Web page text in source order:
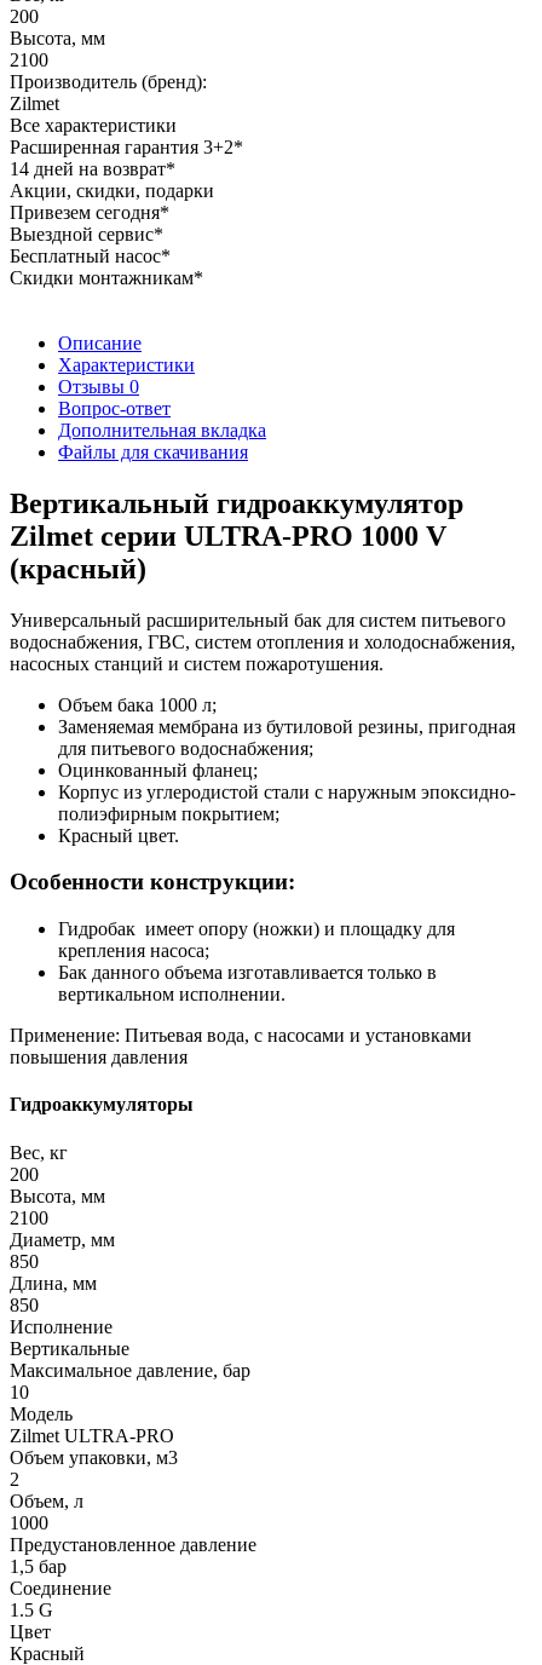
200
Высота, мм
2100
Производитель (бренд):
Zilmet
Все характеристики
Расширенная гарантия 3+2*
14 дней на возврат*
Акции, скидки, подарки
Привезем сегодня*
Выездной сервис*
Бесплатный насос*
Скидки монтажникам*
Описание
Характеристики
Отзывы 0
Вопрос-ответ
Дополнительная вкладка
Файлы для скачивания
Вертикальный гидроаккумулятор
Zilmet серии ULTRA-PRO 1000 V
(красный)
Универсальный расширительный бак для систем питьевого
водоснабжения, ГВС, систем отопления и холодоснабжения,
насосных станций и систем пожаротушения.
Объем бака 1000 л;
Заменяемая мембрана из бутиловой резины, пригодная
для питьевого водоснабжения;
Оцинкованный фланец;
Корпус из углеродистой стали с наружным эпоксидно-
полиэфирным покрытием;
Красный цвет.
Особенности конструкции:
Гидробак имеет опору (ножки) и площадку для
крепления насоса;
Бак данного объема изготавливается только в
вертикальном исполнении.
Применение: Питьевая вода, с насосами и установками
повышения давления
Гидроаккумуляторы
Вес, кг
200
Высота, мм
2100
Диаметр, мм
850
Длина, мм
850
Исполнение
Вертикальные
Максимальное давление, бар
10
Модель
Zilmet ULTRA-PRO
Объем упаковки, м3
2
Объем, л
1000
Предустановленное давление
1,5 бар
Соединение
1.5 G
Цвет
Красный